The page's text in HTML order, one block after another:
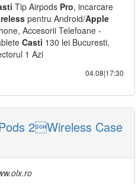
Tip Airpods Pro, incarcare
pentru Android/Apple
Accesorii Telefoane -
Casti 130 lei Bucuresti,
1 Azi
04.08|17:30
2Wireless Case